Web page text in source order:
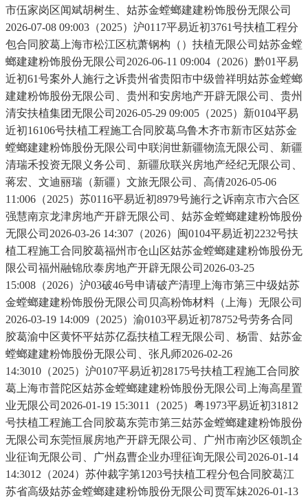
市伍家岗区闻斌胡树生、姑苏金螳螂建建粉饰股份无限公司
2026-07-08 09:003（2025）沪0117平易近初3761号扶植工程分
包合同胶葛上海市松江区杭萧钢构（）扶植无限公司姑苏金螳
螂建建粉饰股份无限公司2026-06-11 09:004（2026）黔01平易
近初61号案外人施行之诉贵州省贵阳市中级曾祥明姑苏金螳螂
建建粉饰股份无限公司、贵州和安房地产开辟无限公司、贵州
清安扶植集团无限公司2026-05-29 09:005（2025）新0104平易
近初16106号扶植工程施工合同胶葛乌鲁木齐市新市区姑苏金
螳螂建建粉饰股份无限公司中联润世新疆物流无限公司、新疆
清瑞禾投资无限义务公司、新疆欣联兴房地产经纪无限公司、
蒋宏、文迪丽瑞（新疆）文旅无限公司、高倩2026-05-06
11:006（2025）苏0116平易近初8979号施行之诉南京市六合区
强慧南京龙津房地产开辟无限公司、姑苏金螳螂建建粉饰股份
无限公司2026-03-26 14:307（2026）闽0104平易近初2232号扶
植工程施工合同胶葛福州市仓山区姑苏金螳螂建建粉饰股份无
限公司福州融锦欣泰房地产开辟无限公司2026-03-25
15:008（2026）沪03破46号申请破产清理上海市第三中级姑苏
金螳螂建建粉饰股份无限公司贝高粉饰材料（上海）无限公司
2026-03-19 14:009（2025）渝0103平易近初78752号劳务合同
胶葛渝中区黄怀平姑苏亿磊扶植工程无限公司、杨雷、姑苏金
螳螂建建粉饰股份无限公司、张凡师2026-02-26
14:3010（2025）沪0107平易近初28175号扶植工程施工合同胶
葛上海市普陀区姑苏金螳螂建建粉饰股份无限公司上海高星置
业无限公司2026-01-19 15:3011（2025）粤1973平易近初31812
号扶植工程施工合同胶葛东莞市第三姑苏金螳螂建建粉饰股份
无限公司东莞恒展房地产开辟无限公司、广州市南沙区领凯企
业征询无限公司、广州劦曹企业办理征询无限公司2026-01-14
14:3012（2024）苏仲裁字第1203号扶植工程分包合同胶葛江
苏省高级姑苏金螳螂建建粉饰股份无限公司贾军妹2026-01-13